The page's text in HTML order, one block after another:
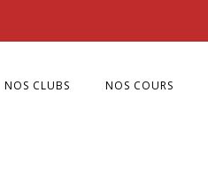
NOS CLUBS NOS COURS